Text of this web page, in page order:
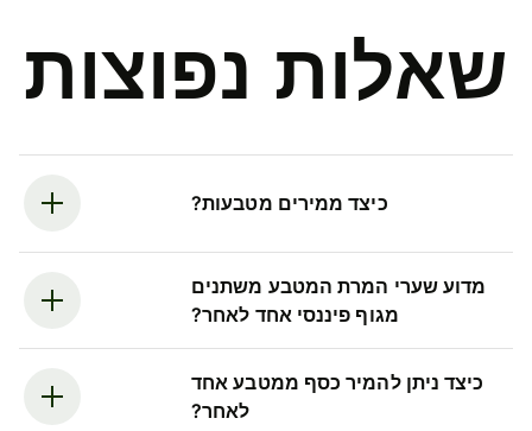
שאלות נפוצות
כיצד ממירים מטבעות?
מדוע שערי המרת המטבע משתנים
מגוף פיננסי אחד לאחר?
כיצד ניתן להמיר כסף ממטבע אחד
לאחר?